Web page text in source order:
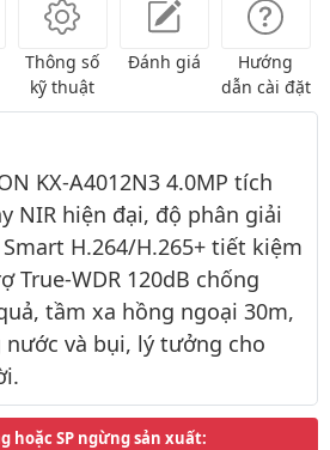
Thông số
kỹ thuật
Đánh giá
Hướng
dẫn cài đặt
KX-A4012N3 4.0MP tích
NIR hiện đại, độ phân giải
H.264/H.265+ tiết kiệm
True-WDR 120dB chống
tầm xa hồng ngoại 30m,
nước và bụi, lý tưởng cho
hoặc SP ngừng sản xuất: